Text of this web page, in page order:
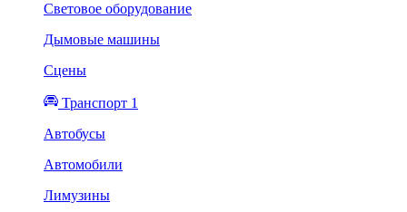
Световое оборудование
Дымовые машины
Сцены
Транспорт 1
Автобусы
Автомобили
Лимузины